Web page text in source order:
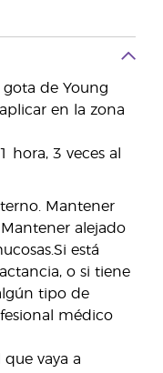
de Young
en la zona
hora, 3 veces al
Mantener
alejado
está
o si tiene
tipo de
médico
vaya a